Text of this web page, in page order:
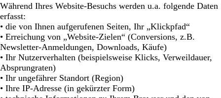
Während Ihres Website-Besuchs werden u.a. folgende Daten
erfasst:
• die von Ihnen aufgerufenen Seiten, Ihr „Klickpfad“
• Erreichung von „Website-Zielen“ (Conversions, z.B.
Newsletter-Anmeldungen, Downloads, Käufe)
• Ihr Nutzerverhalten (beispielsweise Klicks, Verweildauer,
Absprungraten)
• Ihr ungefährer Standort (Region)
• Ihre IP-Adresse (in gekürzter Form)